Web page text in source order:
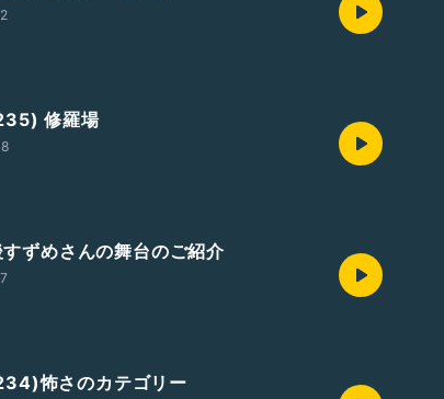
修羅場
すずめさんの舞台のご紹介
怖さのカテゴリー